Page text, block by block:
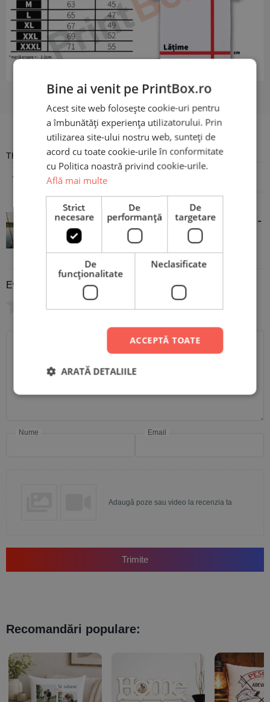
Recenzii
There are no reviews yet
Adaugă o recenzie
Tricou Personalizat pentru Pescari -
Captură
Evaluare
Nume Email
Adaugă poze sau video la recenzia ta
Trimite
Recomandări populare:
Bine ai venit pe PrintBox.ro
Acest site web folosește cookie-uri pentru
a îmbunătăți experiența utilizatorului. Prin
utilizarea site-ului nostru web, sunteți de
acord cu toate cookie-urile în conformitate
cu Politica noastră privind cookie-urile.
Află mai multe
Strict
necesare
De
performanță
De
targetare
De
funcţionalitate
Neclasificate
ACCEPTĂ TOATE
ARATĂ DETALIILE